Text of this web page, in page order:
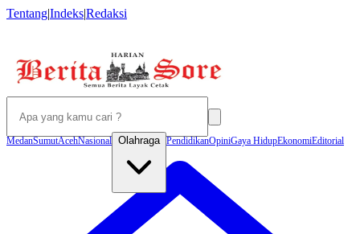
Tentang|Indeks|Redaksi
MedanSumutAcehNasional Olahraga PendidikanOpiniGaya HidupEkonomiEditorial